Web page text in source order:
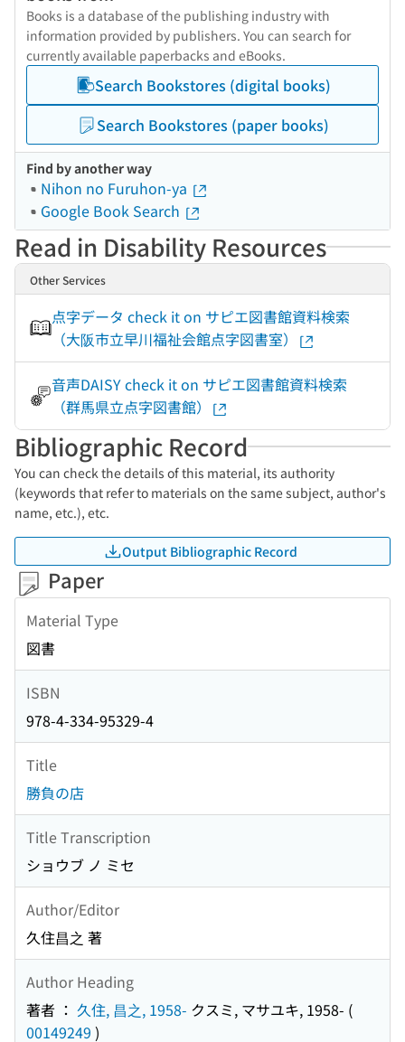
Books is a database of the publishing industry with
information provided by publishers. You can search for
currently available paperbacks and eBooks.
Search Bookstores (digital books)
Search Bookstores (paper books)
Find by another way
Nihon no Furuhon-ya
Google Book Search
Read in Disability Resources
Other Services
点字データ check it on サピエ図書館資料検索
（大阪市立早川福祉会館点字図書室）
音声DAISY check it on サピエ図書館資料検索
（群馬県立点字図書館）
Bibliographic Record
You can check the details of this material, its authority
(keywords that refer to materials on the same subject, author's
name, etc.), etc.
Output Bibliographic Record
Paper
Material Type
図書
ISBN
978-4-334-95329-4
Title
勝負の店
Title Transcription
ショウブ ノ ミセ
Author/Editor
久住昌之 著
Author Heading
著者 ： 久住, 昌之, 1958- クスミ, マサユキ, 1958- (
00149249 )